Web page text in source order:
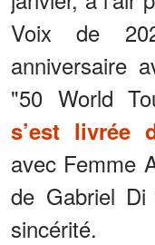
Voix de
anniversaire
"50 World
s’est livrée
avec Femme
de Gabriel
sincérité.